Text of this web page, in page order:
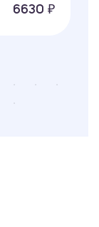
6630 ₽